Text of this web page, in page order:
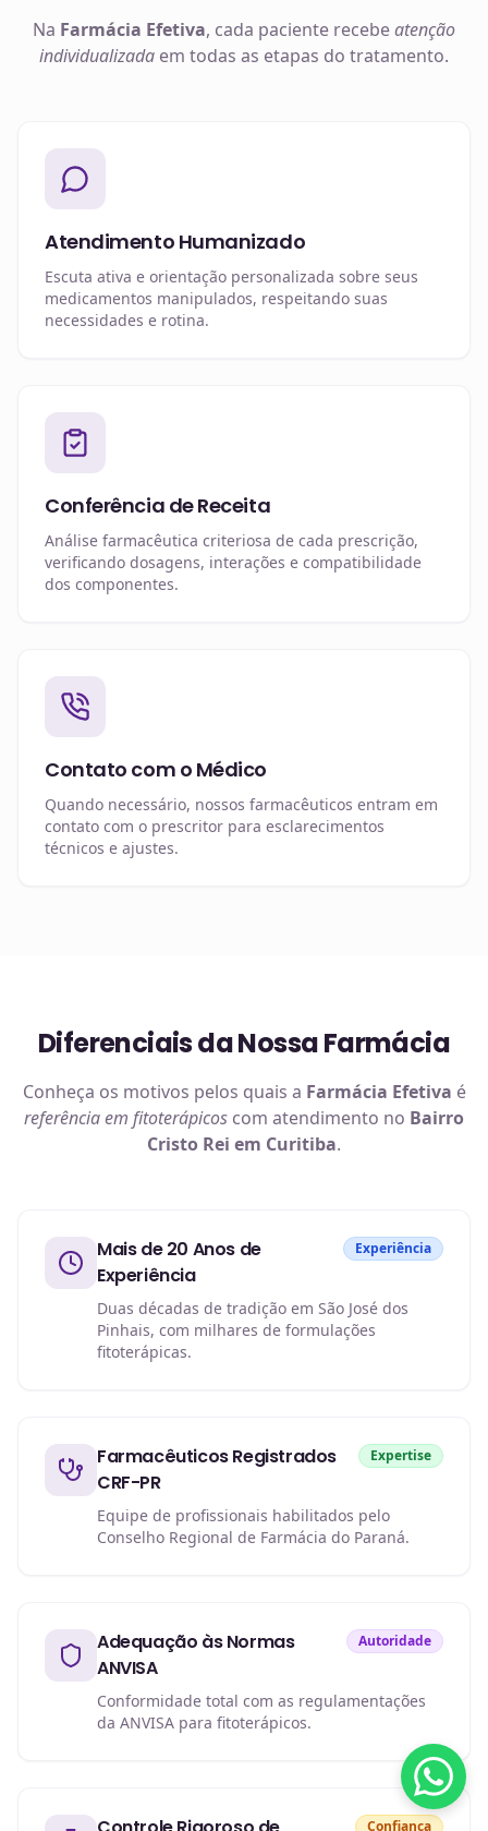
Na Farmácia Efetiva, cada paciente recebeatenção
individualizada em todas as etapas do tratamento.
Atendimento Humanizado
Escuta ativa e orientação personalizada sobre seus
medicamentos manipulados, respeitando suas
necessidades e rotina.
Conferência de Receita
Análise farmacêutica criteriosa de cada prescrição,
verificando dosagens, interações e compatibilidade
dos componentes.
Contato com o Médico
Quando necessário, nossos farmacêuticos entram em
contato com o prescritor para esclarecimentos
técnicos e ajustes.
Diferenciais da Nossa Farmácia
Conheça os motivos pelos quais a Farmácia Efetiva é
referência em fitoterápicos com atendimento no Bairro
Cristo Rei em Curitiba.
Mais de 20 Anos de
Experiência
Experiência
Duas décadas de tradição em São José dos
Pinhais, com milhares de formulações
fitoterápicas.
Farmacêuticos Registrados
CRF-PR
Expertise
Equipe de profissionais habilitados pelo
Conselho Regional de Farmácia do Paraná.
Adequação às Normas
ANVISA
Autoridade
Conformidade total com as regulamentações
da ANVISA para fitoterápicos.
Confiança